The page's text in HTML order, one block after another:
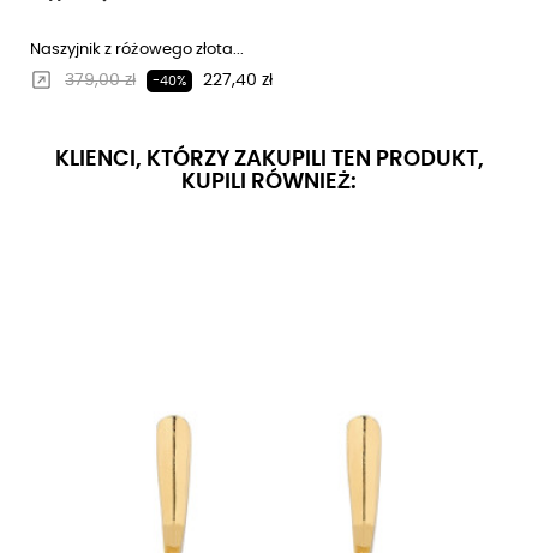
Naszyjnik z różowego złota...
Regularna cena
379,00 zł -40% Cena
227,40 zł
KLIENCI, KTÓRZY ZAKUPILI TEN PRODUKT,
KUPILI RÓWNIEŻ: